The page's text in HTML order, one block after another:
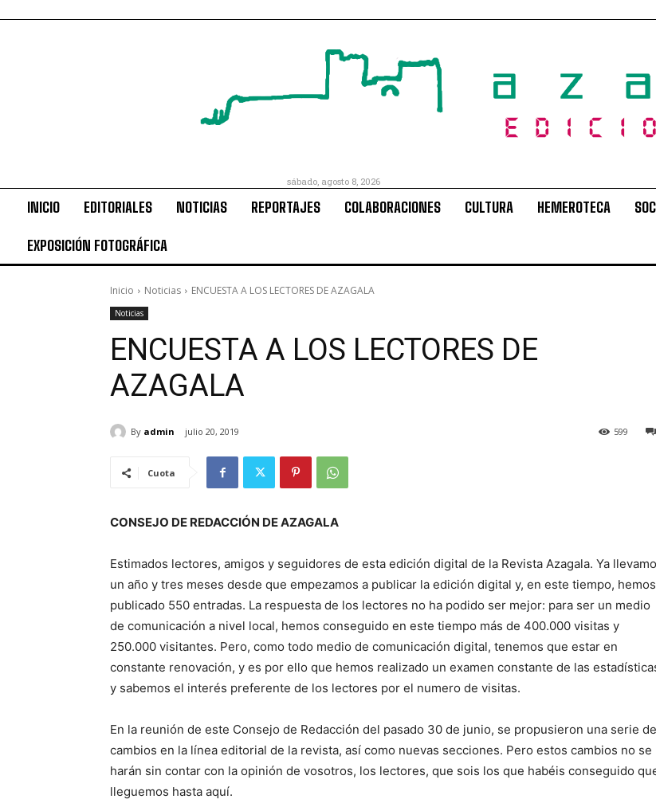
sábado, agosto 8, 2026
INICIO EDITORIALES NOTICIAS REPORTAJES COLABORACIONES CULTURA HEMEROTECA
EXPOSICIÓN FOTOGRÁFICA
Inicio Noticias ENCUESTA A LOS LECTORES DE AZAGALA
Noticias
ENCUESTA A LOS LECTORES DE
AZAGALA
By admin julio 20, 2019 599
Cuota
CONSEJO DE REDACCIÓN DE AZAGALA
Estimados lectores, amigos y seguidores de esta edición digital de la Revista Azagala. Ya
un año y tres meses desde que empezamos a publicar la edición digital y, en este tiempo, hemos
publicado 550 entradas. La respuesta de los lectores no ha podido ser mejor: para ser un medio
de comunicación a nivel local, hemos conseguido en este tiempo más de 400.000 visitas y
250.000 visitantes. Pero, como todo medio de comunicación digital, tenemos que estar en
constante renovación, y es por ello que hemos realizado un examen constante de las
y sabemos el interés preferente de los lectores por el numero de visitas.
En la reunión de este Consejo de Redacción del pasado 30 de junio, se propusieron una serie de
cambios en la línea editorial de la revista, así como nuevas secciones. Pero estos cambios no se
harán sin contar con la opinión de vosotros, los lectores, que sois los que habéis conseguido
lleguemos hasta aquí.